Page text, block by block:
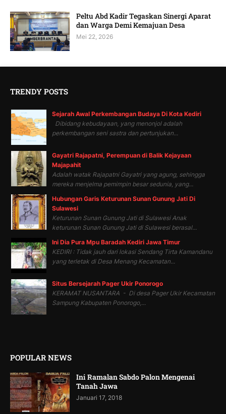
Peltu Abd Kadir Tegaskan Sinergi Aparat
dan Warga Demi Kemajuan Desa
Mei 22, 2026
TRENDY POSTS
Sejarah Awal Perkembangan Budaya Di Kota Kediri
Dibidang kebudayaan, yang menonjol adalah
perkembangan seni sastra dan pertunjukan...
Gayatri Rajapatni, Perempuan di Balik Kejayaan
Majapahit
Adalah watak Rajapatni Gayatri yang agung, sehingga
mereka menjelma pemimpin besar sedunia, yang...
Hubungan Garis Keturunan Sunan Gunung Jati Di
Sulawesi
Keturunan Sunan Gunung Jati di Sulawesi Anak
keturunan Sunan Gunung Jati di Sulawesi berasal...
Ini Dia Pura Mpu Baradah Kediri Jawa Timur
KEDIRI : Tidak jauh dari lokasi Sendang Tirta Kamandanu
yang terletak di Desa Menang Kecamatan...
Situs Bersejarah Pager Ukir Ponorogo
KERAMAT NUSANTARA - Di desa Pager Ukir Kecamatan
Sampung Kabupaten Ponorogo,...
POPULAR NEWS
Ini Ramalan Sabdo Palon Mengenai
Tanah Jawa
Januari 17, 2018